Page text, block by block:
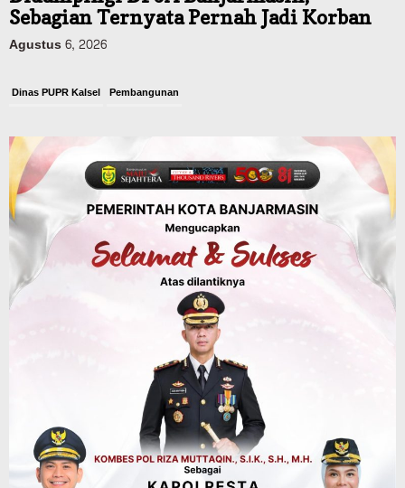
Sebagian Ternyata Pernah Jadi Korban
Agustus 6, 2026
Dinas PUPR Kalsel Pembangunan
Pemerintah Janji Tingkatkan Fasilitas
Keselamatan Jalan Alternatif
Banjarbaru–Batulicin
Agustus 6, 2026
Dinas Kehutanan Kalsel
Tahura Sultan Adam Sempat Alami
Kebakaran Lahan, Api Berhasil
Dipadamkan, Kadishut Kalsel
Memimpin Langsung Aksi di Lapangan
Advertorial Pemkab Balangan